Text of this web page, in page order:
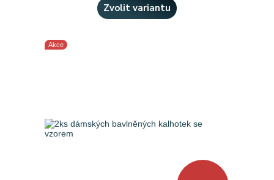
Zvolit variantu
Akce